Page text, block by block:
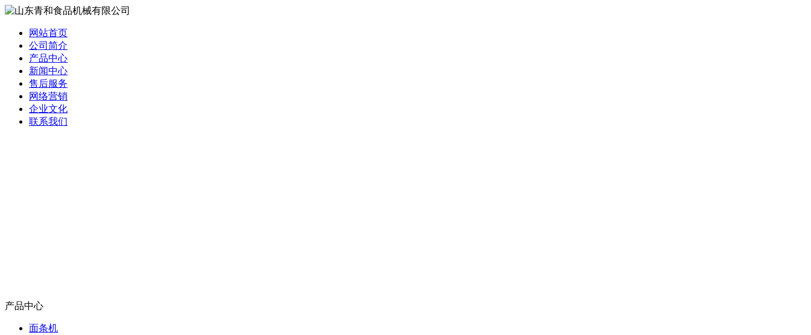
网站首页
公司简介
产品中心
新闻中心
售后服务
网络营销
企业文化
联系我们
产品中心
面条机